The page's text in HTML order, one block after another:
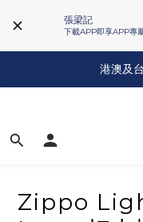
張梁記
下載APP即享APP專
港澳及
Zippo